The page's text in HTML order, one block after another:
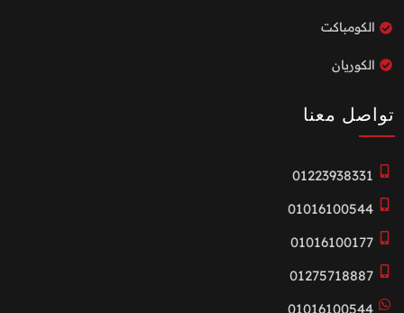
الكومباكت
الكوريان
تواصل معنا
01223938331
01016100544
01016100177
01275718887
01016100544